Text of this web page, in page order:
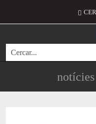
Cerca
notícies